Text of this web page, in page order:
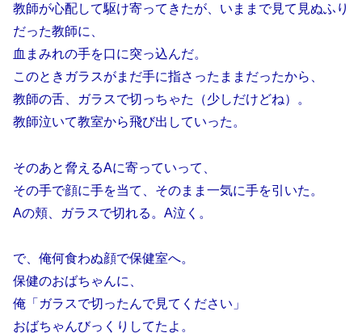
教師が心配して駆け寄ってきたが、いままで見て見ぬふり
だった教師に、
血まみれの手を口に突っ込んだ。
このときガラスがまだ手に指さったままだったから、
教師の舌、ガラスで切っちゃた（少しだけどね）。
教師泣いて教室から飛び出していった。
そのあと脅えるAに寄っていって、
その手で顔に手を当て、そのまま一気に手を引いた。
Aの頬、ガラスで切れる。A泣く。
で、俺何食わぬ顔で保健室へ。
保健のおばちゃんに、
俺「ガラスで切ったんで見てください」
おばちゃんびっくりしてたよ。